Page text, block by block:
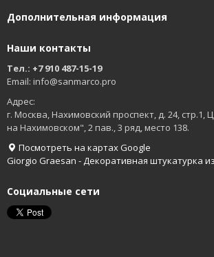
Дополнительная информация
Наши контакты
Тел.: +7 910 487-15-19
Email: info@sanmarco.pro
Адрес:
г. Москва, Нахимовский проспект, д. 24, стр.1,
на Нахимовском", 2 пав., 3 ряд, место 138.
Посмотреть на картах Google
Giorgio Graesan - Декоративная штукатурка
Социальные сети